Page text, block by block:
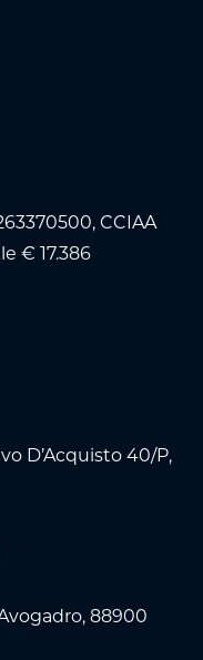
CCIAA
€ 17.386
D’Acquisto 40/P,
88900